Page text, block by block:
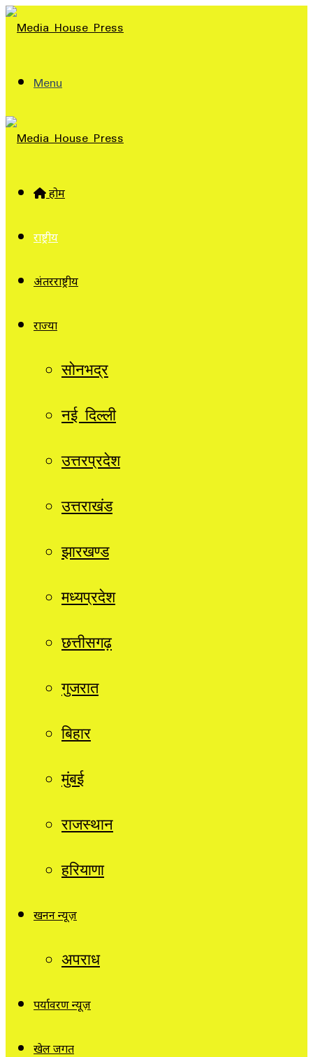
Menu
होम
राष्ट्रीय
अंतरराष्ट्रीय
राज्यों
सोनभद्र
नई दिल्ली
उत्तरप्रदेश
उत्तराखंड
झारखण्ड
मध्यप्रदेश
छत्तीसगढ़
गुजरात
बिहार
मुंबई
राजस्थान
हरियाणा
खनन न्यूज़
अपराध
पर्यावरण न्यूज़
खेल जगत